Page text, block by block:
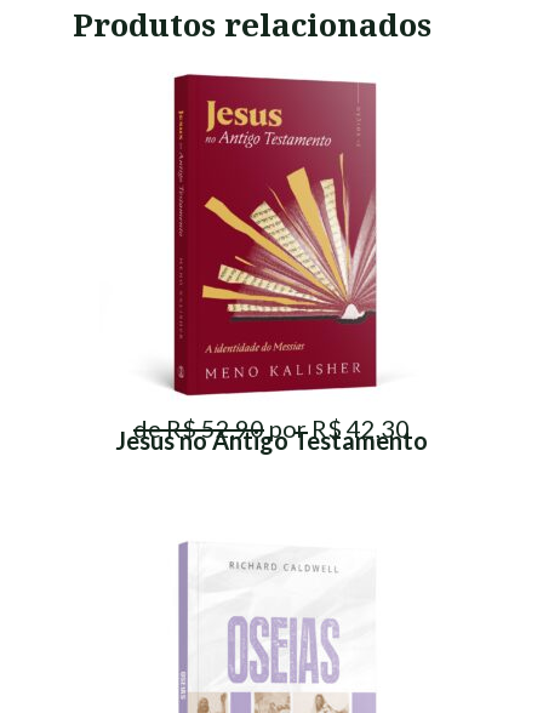
Produtos relacionados
de R$ 52,90 por R$ 42,30
Jesus no Antigo Testamento